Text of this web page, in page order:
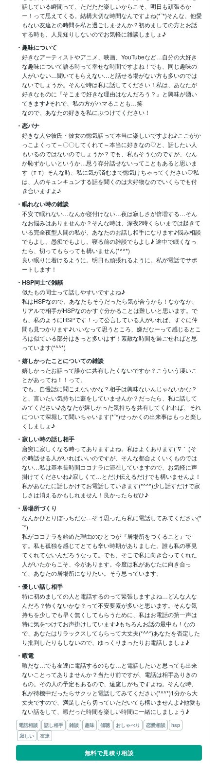
話している瞬間って、ただただ楽しいからこそ、明日も頑張るか
ー！って思えてくる。結構大切な時間なんですよね(*¨*)そんな、他愛
もない友達との時間を私と過ごしませんか？初めましての方とお話
する時も、人見知りしないのでお気軽に雑談しましょ♪
・趣味について
好きなアーティストやアニメ、映画、YouTubeなど…自分の大好き
な趣味について語る時って幸せな時間ですよね！でも、同じ趣味の
人がいない…聞いてもらえない…と話せる場がない方も多いのでは
ないでしょうか。そんな時は私に話してください！私は、あなたが
好きなものに『そこまで好きな理由はなんだろう？』と興味が湧い
てきます♪それで、私の方がハマることも…笑
なので、あなたの好きを私にぶつけてください！
・恋バナ
好きな人や彼氏・彼女の惚気話って本当に楽しいですよね♪ここがか
っこよくって～〇〇してくれて～本当に好きなの♡と、話したい人
もいるのではないのでしょうか？でも、私もそうなのですが、なん
か恥ずかしいというか…思う存分話せないってこともあると思いま
す（т-т）そんな時、私に気が済むまで惚気けちゃってください♡私
は、人のキュンキュンする話を聞くのは大好物なのでいくらでも付
き合いますよ♪
・眠れない時の雑談
不安で眠れない…なんか寝付けない…夜は寂しさが倍増する…そん
なお悩みはありませんか？そんな時は、深夜2時くらいまでは起きて
いる完全夜型人間の私が、あなたのお話し相手になります♪悩み相談
でもよし。愚痴でもよし。寝る前の雑談でもよし♪ 途中で眠くなっ
たら、切ってもらっても構いません(*^^*)
良い眠りに着けるように。明日も頑張れるように。私が電話でサポ
ートします！
・HSP同士で雑談
似たもの同士って話しやすいですよね♪
私はHSPなので、あなたもそうだったら気が合うかも！なかなか、
リアルで相手がHSPなのかすぐ分かることは難しいと思います。で
も、私のようにHSPです！って公言している人がいれば、すぐに仲
間も見つかります♪いいなって思うところ、嫌だなーって感じるとこ
ろは似ている部分はきっと多いはず！素敵な時間を過ごせればと思
っています(*^^*)
・嬉しかったことについての雑談
嬉しかったお話って誰かに共有したくないですか？こういう凄いこ
とがあってね！！って。
でも、自慢話に聞こえないかな？相手は興味ないんじゃないかな？
と、言いたい気持ちに蓋をしていませんか？だったら、私に話して
みてください♪あなたが嬉しかった気持ちを共有してくれれば、それ
について深堀して聞いちゃいます(*¨*)せっかくの出来事はもっと楽し
くしましょ♪
・寂しい時の話し相手
唐突に寂しくなる時ってありますよね。私はよくあります(´∇｀;)そ
の時話せる人がいればいいのですが、そんな都合よくいくものでは
ない…私は基本長時間ココナラに滞在していますので、お気軽に声
掛けてくださいね♪寂しくて…とだけ伝えるだけでも構いませんよ！
私があなたに話しかけてお電話していきます(*^^*)少し話すだけで寂
しさは消えるかもしれません！良かったらぜひ♪
・居場所づくり
なんかひとりぼっちだな…そう思ったら私に電話してみてください(*
¨*)
私がココナラを始めた理由のひとつが『居場所をつくること』で
す。私も孤独を感じてとても辛い時期がありました。誰も私の事見
てくれてないんだろうなって。でも、そこで私に向き合ってくれた
人がいたからこそ、今があります。今度は私があなたに向き合っ
て、あなたの居場所になりたい。そう思っています。
・優しい話し相手
特に初めましての人と電話するのって緊張しますよね…どんな人な
んだろ？怖くないかな？って不安要素が多いと思います。そんな気
持ちを少しでも早く無くしてもらうために、私はお電話の第一声は
特に気をつけてお声掛けしています♪もちろんお話の最中も！なの
で、あなたはリラックスしてもらって大丈夫(*^^*)あなたを否定した
り批判したりもしないので、ゆっくりまったりお電話しましょ♪
・暇電
暇だな…でも友達に電話するのもな…と電話したいと思っても出来
ないことってありませんか？当たり前ですが、電話は相手ありきの
もの。その人の予定もあるので、遠慮しがちですよね。そんな時、
私が待機中だったらサクッと電話してみてください(*^^*)1分から大
丈夫ですので、満足したら切っていただいても構いませんよ♪他愛も
ない話をして、暇だった時間を楽しい時間に一緒にしましょう♪
電話相談 話し相手 雑談 趣味 傾聴 おしゃべり 恋愛相談
hsp
寂しい
友達
無料で見積り相談